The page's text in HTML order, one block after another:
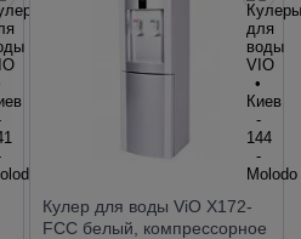
Кулер для воды ViO X172-
FCC белый, компрессорное